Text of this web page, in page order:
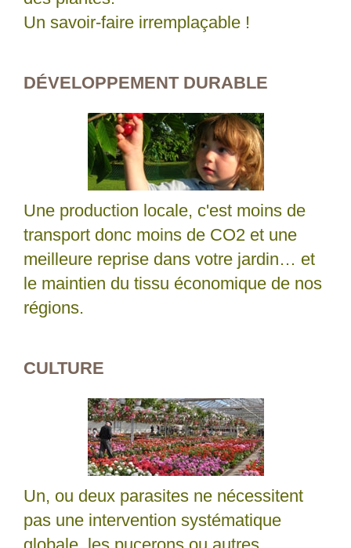
Un savoir-faire irremplaçable !
DÉVELOPPEMENT DURABLE
Une production locale, c'est moins de
transport donc moins de CO2 et une
meilleure reprise dans votre jardin… et
le maintien du tissu économique de nos
régions.
CULTURE
Un, ou deux parasites ne nécessitent
pas une intervention systématique